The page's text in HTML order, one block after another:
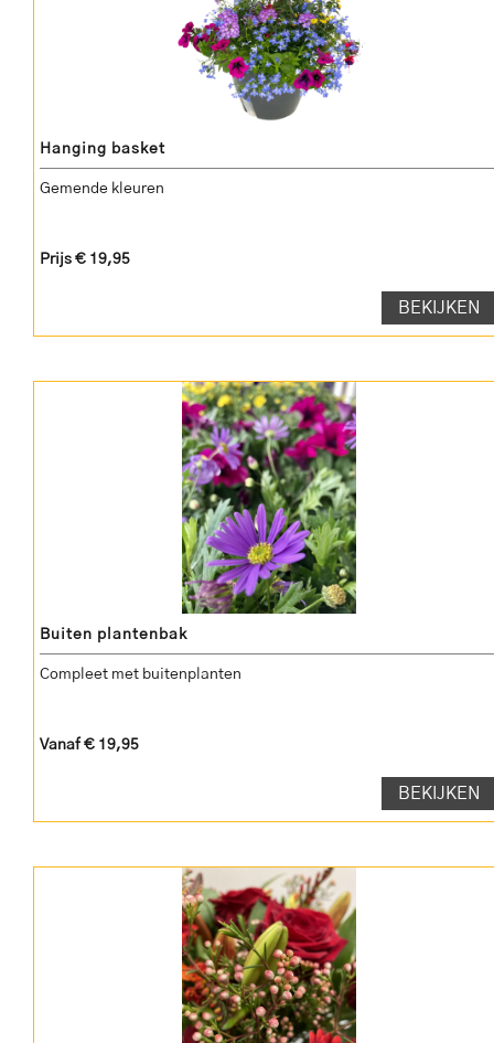
Hanging basket
Gemende kleuren
Prijs € 19,95
BEKIJKEN
Buiten plantenbak
Compleet met buitenplanten
Vanaf € 19,95
BEKIJKEN